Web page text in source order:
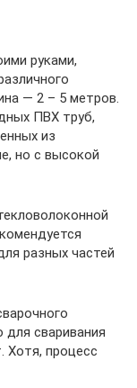
руками,
— 2 – 5 метров.
ПВХ труб,
из
но с высокой
разных частей
для сваривания
Хотя, процесс